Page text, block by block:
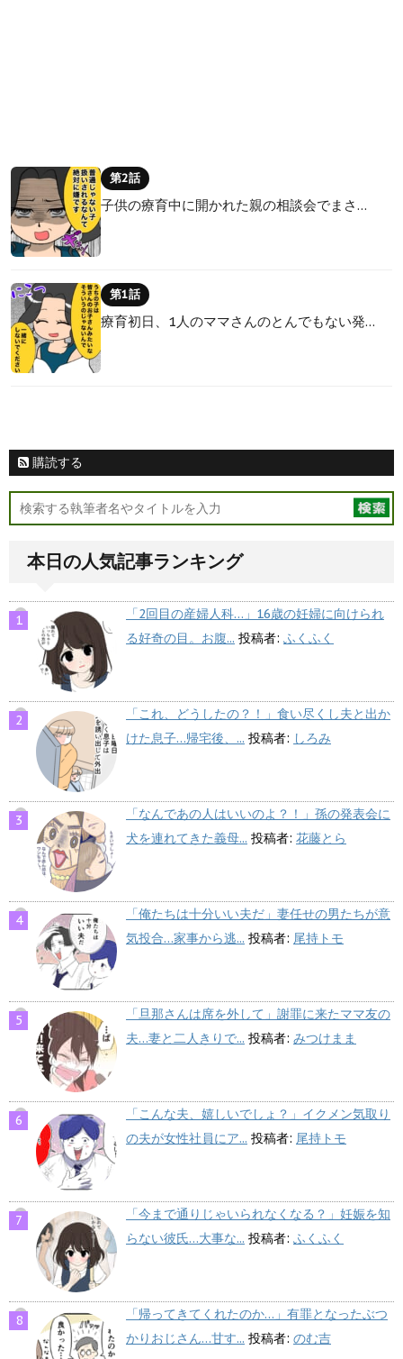
第2話
子供の療育中に開かれた親の相談会でまさ…
第1話
療育初日、1人のママさんのとんでもない発…
購読する
本日の人気記事ランキング
「2回目の産婦人科…」16歳の妊婦に向けられ
る好奇の目。お腹... 投稿者: ふくふく
「これ、どうしたの？！」食い尽くし夫と出か
けた息子…帰宅後、... 投稿者: しろみ
「なんであの人はいいのよ？！」孫の発表会に
犬を連れてきた義母... 投稿者: 花藤とら
「俺たちは十分いい夫だ」妻任せの男たちが意
気投合…家事から逃... 投稿者: 尾持トモ
「旦那さんは席を外して」謝罪に来たママ友の
夫…妻と二人きりで... 投稿者: みつけまま
「こんな夫、嬉しいでしょ？」イクメン気取り
の夫が女性社員にア... 投稿者: 尾持トモ
「今まで通りじゃいられなくなる？」妊娠を知
らない彼氏…大事な... 投稿者: ふくふく
「帰ってきてくれたのか…」有罪となったぶつ
かりおじさん…甘す... 投稿者: のむ吉